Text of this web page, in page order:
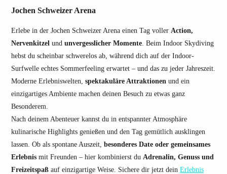
Jochen Schweizer Arena
Erlebe in der Jochen Schweizer Arena einen Tag voller Action,
Nervenkitzel und unvergesslicher Momente. Beim Indoor Skydiving
hebst du scheinbar schwerelos ab, während dich auf der Indoor-
Surfwelle echtes Sommerfeeling erwartet – und das zu jeder Jahreszeit.
Moderne Erlebniswelten, spektakuläre Attraktionen und ein
einzigartiges Ambiente machen deinen Besuch zu etwas ganz
Besonderem.
Nach deinem Abenteuer kannst du in entspannter Atmosphäre
kulinarische Highlights genießen und den Tag gemütlich ausklingen
lassen. Ob als spontane Auszeit, besonderes Date oder gemeinsames
Erlebnis mit Freunden – hier kombinierst du Adrenalin, Genuss und
Freizeitspaß auf einzigartige Weise. Sichere dir jetzt dein Erlebnis